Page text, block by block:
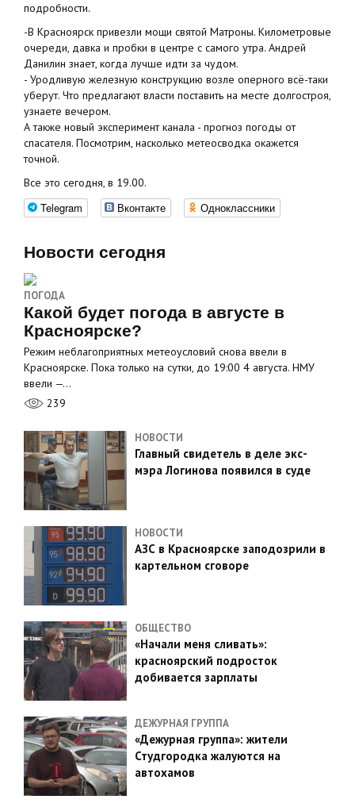
подробности.
-В Красноярск привезли мощи святой Матроны. Километровые
очереди, давка и пробки в центре с самого утра. Андрей
Данилин знает, когда лучше идти за чудом.
- Уродливую железную конструкцию возле оперного всё-таки
уберут. Что предлагают власти поставить на месте долгостроя,
узнаете вечером.
А также новый эксперимент канала - прогноз погоды от
спасателя. Посмотрим, насколько метеосводка окажется
точной.
Все это сегодня, в 19.00.
Telegram Вконтакте Одноклассники
Новости сегодня
ПОГОДА
Какой будет погода в августе в
Красноярске?
Режим неблагоприятных метеоусловий снова ввели в
Красноярске. Пока только на сутки, до 19:00 4 августа. НМУ
ввели —…
239
НОВОСТИ
Главный свидетель в деле экс-
мэра Логинова появился в суде
НОВОСТИ
АЗС в Красноярске заподозрили в
картельном сговоре
ОБЩЕСТВО
«Начали меня сливать»:
красноярский подросток
добивается зарплаты
ДЕЖУРНАЯ ГРУППА
«Дежурная группа»: жители
Студгородка жалуются на
автохамов